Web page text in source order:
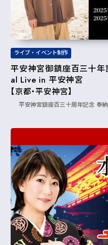
ライブ・イベント制作
平安神宮御鎮座百三十
al Live in 平安神宮
【京都・平安神宮】
平安神宮鎮座百三十周年記念 奉